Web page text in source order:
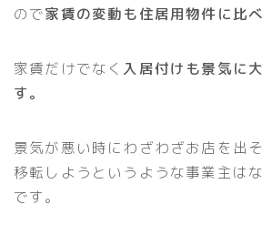
ので家賃の変動も住居用物件に比
家賃だけでなく 入居付けも景気に
す。
景気が悪い時にわざわざお店を出
移転しようというような事業主は
です。